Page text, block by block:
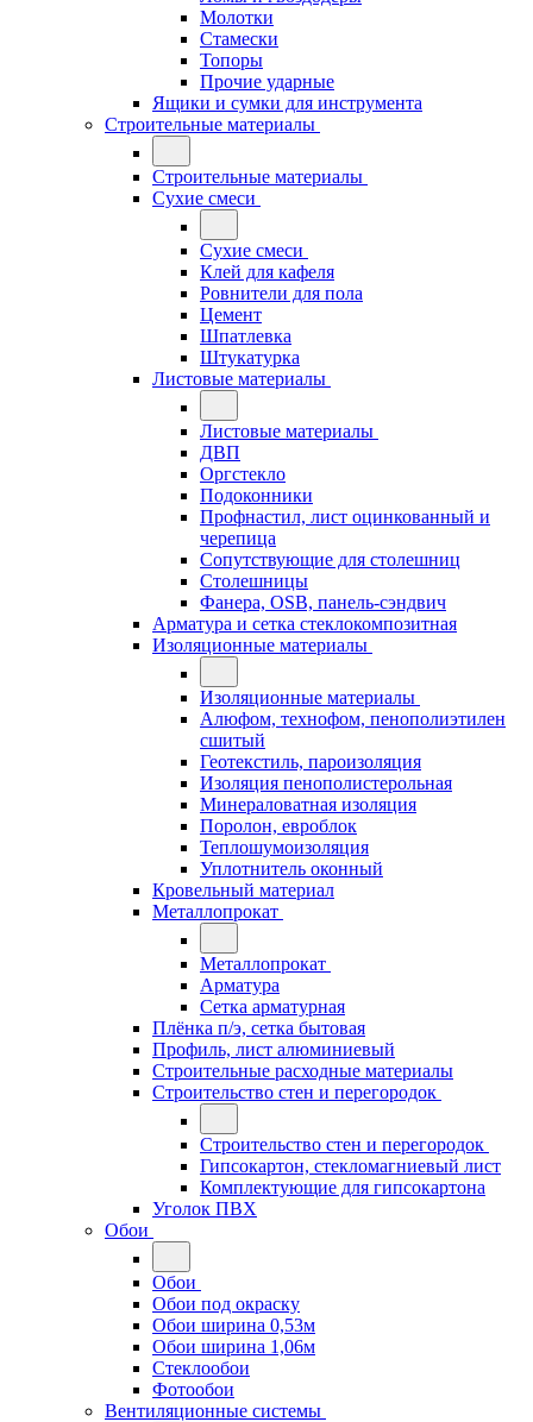
Молотки
Стамески
Топоры
Прочие ударные
Ящики и сумки для инструмента
Строительные материалы
Строительные материалы
Сухие смеси
Сухие смеси
Клей для кафеля
Ровнители для пола
Цемент
Шпатлевка
Штукатурка
Листовые материалы
Листовые материалы
ДВП
Оргстекло
Подоконники
Профнастил, лист оцинкованный и
черепица
Сопутствующие для столешниц
Столешницы
Фанера, OSB, панель-сэндвич
Арматура и сетка стеклокомпозитная
Изоляционные материалы
Изоляционные материалы
Алюфом, технофом, пенополиэтилен
сшитый
Геотекстиль, пароизоляция
Изоляция пенополистерольная
Минераловатная изоляция
Поролон, евроблок
Теплошумоизоляция
Уплотнитель оконный
Кровельный материал
Металлопрокат
Металлопрокат
Арматура
Сетка арматурная
Плёнка п/э, сетка бытовая
Профиль, лист алюминиевый
Строительные расходные материалы
Строительство стен и перегородок
Строительство стен и перегородок
Гипсокартон, стекломагниевый лист
Комплектующие для гипсокартона
Уголок ПВХ
Обои
Обои
Обои под окраску
Обои ширина 0,53м
Обои ширина 1,06м
Стеклообои
Фотообои
Вентиляционные системы